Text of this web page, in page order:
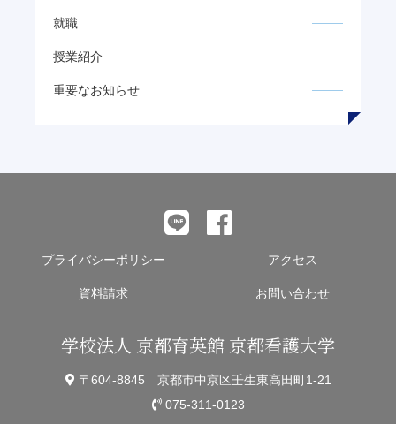
就職
授業紹介
重要なお知らせ
プライバシーポリシー アクセス
資料請求 お問い合わせ
学校法人 京都育英館 京都看護大学
〒604-8845 京都市中京区壬生東高田町1-21
075-311-0123